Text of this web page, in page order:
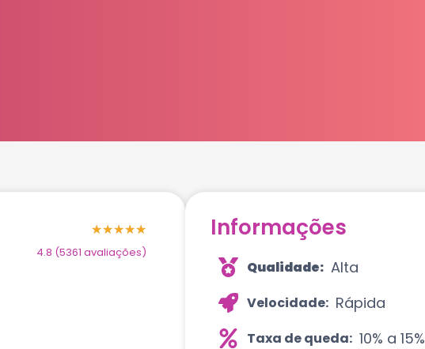
★★★★★
4.8 (5361 avaliações)
Informações
Qualidade: Alta
Velocidade: Rápida
Taxa de queda: 10% a 15%